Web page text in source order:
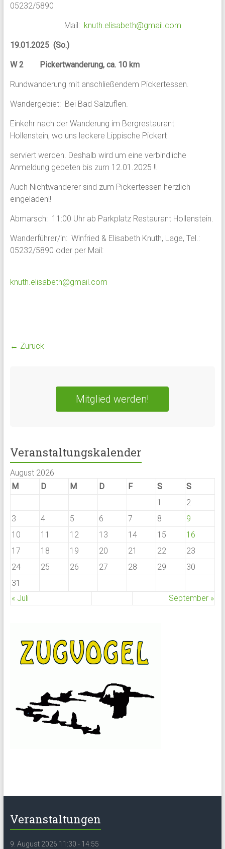
05232/5890
Mail: knuth.elisabeth@gmail.com
19.01.2025 (So.)
W 2 Pickertwanderung, ca. 10 km
Rundwanderung mit anschließendem Pickertessen.
Wandergebiet: Bei Bad Salzuflen.
Einkehr nach der Wanderung im Bergrestaurant
Hollenstein, wo uns leckere Lippische Pickert
serviert werden. Deshalb wird um eine verbindliche
Anmeldung gebeten bis zum 12.01.2025 !!
Auch Nichtwanderer sind zum Pickertessen herzlich
eingeladen!!
Abmarsch: 11:00 Uhr ab Parkplatz Restaurant Hollenstein.
Wanderführer/in: Winfried & Elisabeth Knuth, Lage, Tel.:
05232/5890 oder per Mail:
knuth.elisabeth@gmail.com
← Zurück
Mitglied werden!
Veranstaltungskalender
August 2026
M
D M D F S
S
1
2
3
4 5 6 7 8
9
10
11 12 13 14 15
16
17
18 19 20 21 22
23
24
25 26 27 28 29
30
31
« Juli
September »
Veranstaltungen
9. August 2026 11:30 - 14:55